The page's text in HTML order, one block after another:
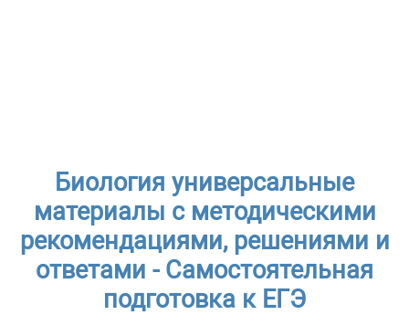
Биология универсальные
материалы с методическими
рекомендациями, решениями и
ответами - Самостоятельная
подготовка к ЕГЭ